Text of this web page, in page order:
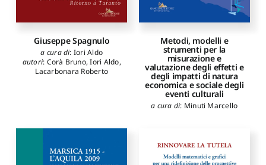
Giuseppe Spagnulo
a cura di: Iori Aldo
autori: Corà Bruno,Iori Aldo,
Lacarbonara Roberto
Metodi, modelli e
strumenti per la
misurazione e
valutazione degli effetti e
degli impatti di natura
economica e sociale degli
eventi culturali
a cura di: Minuti Marcello